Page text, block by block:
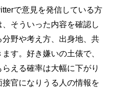
で意見を発信している方
そういった内容を確認し
野や考え方、出身地、共
す。好き嫌いの土俵で、
える確率は大幅に下がり
官になりうる人の情報を